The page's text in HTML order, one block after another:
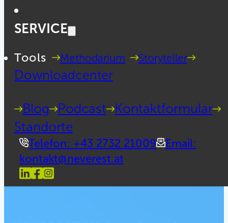
SERVICE
Tools Methodarium Storyteller
Downloadcenter
Blog Podcast Kontaktformular
Standorte
Telefon: +43 2732 21009
Email:
kontakt@neverest.at